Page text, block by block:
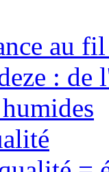
au
: de